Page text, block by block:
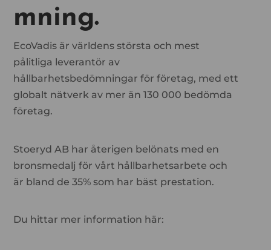
mning.
EcoVadis är världens största och mest
pålitliga leverantör av
hållbarhetsbedömningar för företag, med ett
globalt nätverk av mer än 130 000 bedömda
företag.
Stoeryd AB har återigen belönats med en
bronsmedalj för vårt hållbarhetsarbete och
är bland de 35% som har bäst prestation.
Du hittar mer information här: